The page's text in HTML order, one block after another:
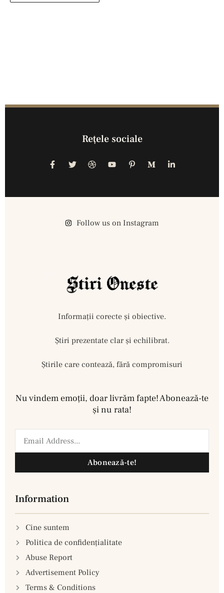
Reţele sociale
Follow us on Instagram
Informații corecte și obiective.
Ştiri prezentate clar și echilibrat.
Știrile care contează, fără compromisuri
Nu vindem emoţii, doar livrăm fapte! Abonează-te
şi nu rata!
Abonează-te!
Information
Cine suntem
Politica de confidenţialitate
Abuse Report
Advertisement Policy
Terms & Conditions